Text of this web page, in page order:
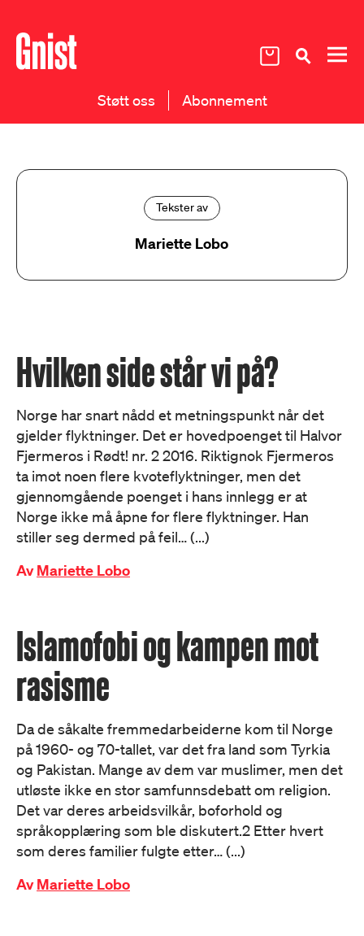
Støtt oss Abonnement
Tekster av
Mariette Lobo
Hvilken side står vi på?
Norge har snart nådd et metningspunkt når det
gjelder flyktninger. Det er hovedpoenget til Halvor
Fjermeros i Rødt! nr. 2 2016. Riktignok Fjermeros
ta imot noen flere kvoteflyktninger, men det
gjennomgående poenget i hans innlegg er at
Norge ikke må åpne for flere flyktninger. Han
stiller seg dermed på feil… (...)
AvMariette Lobo
Islamofobi og kampen mot
rasisme
Da de såkalte fremmedarbeiderne kom til Norge
på 1960- og 70-tallet, var det fra land som Tyrkia
og Pakistan. Mange av dem var muslimer, men det
utløste ikke en stor samfunnsdebatt om religion.
Det var deres arbeidsvilkår, boforhold og
språkopplæring som ble diskutert.2 Etter hvert
som deres familier fulgte etter… (...)
AvMariette Lobo